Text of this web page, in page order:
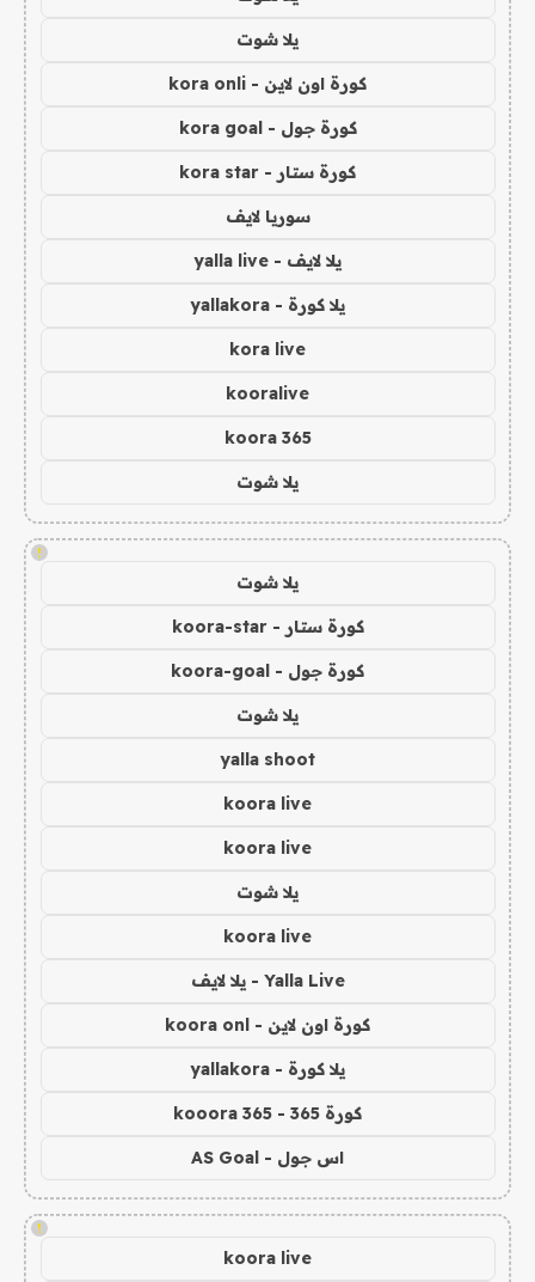
يلا شوت
كورة اون لاين - kora onli
كورة جول - kora goal
كورة ستار - kora star
سوريا لايف
يلا لايف - yalla live
يلا كورة - yallakora
kora live
kooralive
koora 365
يلا شوت
!
يلا شوت
كورة ستار - koora-star
كورة جول - koora-goal
يلا شوت
yalla shoot
koora live
koora live
يلا شوت
koora live
Yalla Live - يلا لايف
كورة اون لاين - koora onl
يلا كورة - yallakora
كورة 365 - kooora 365
اس جول - AS Goal
!
koora live